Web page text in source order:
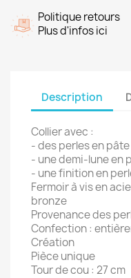
Politique retours
Plus d'infos ici
Description
Collier avec :
- des perles en
- une demi-lune en
- une finition en
Fermoir à vis en
bronze
Provenance des
Confection :
Création
Pièce unique
Tour de cou : 27 cm